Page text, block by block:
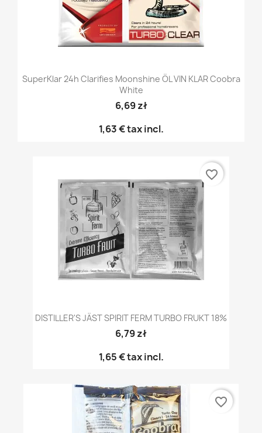
SuperKlar 24h Clarifies Moonshine ÖL VIN KLAR Coobra
White
6,69 zł
1,63 €tax incl.
DISTILLER'S JÄST SPIRIT FERM TURBO FRUKT 18%
6,79 zł
1,65 €tax incl.
favorite_border
favorite_border